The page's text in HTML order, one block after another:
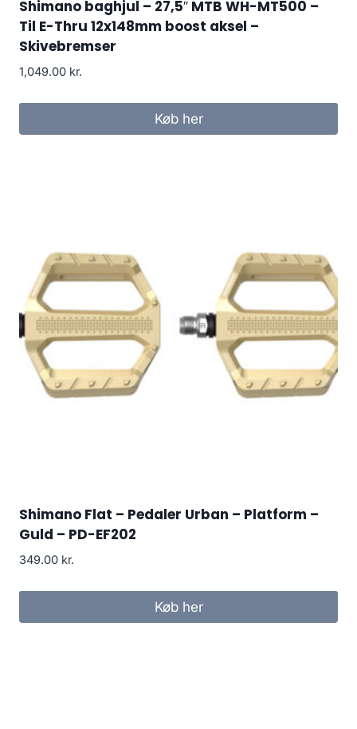
Shimano baghjul – 27,5″ MTB WH-MT500 –
Til E-Thru 12x148mm boost aksel –
Skivebremser
1,049.00 kr.
Køb her
Shimano Flat – Pedaler Urban – Platform –
Guld – PD-EF202
349.00 kr.
Køb her